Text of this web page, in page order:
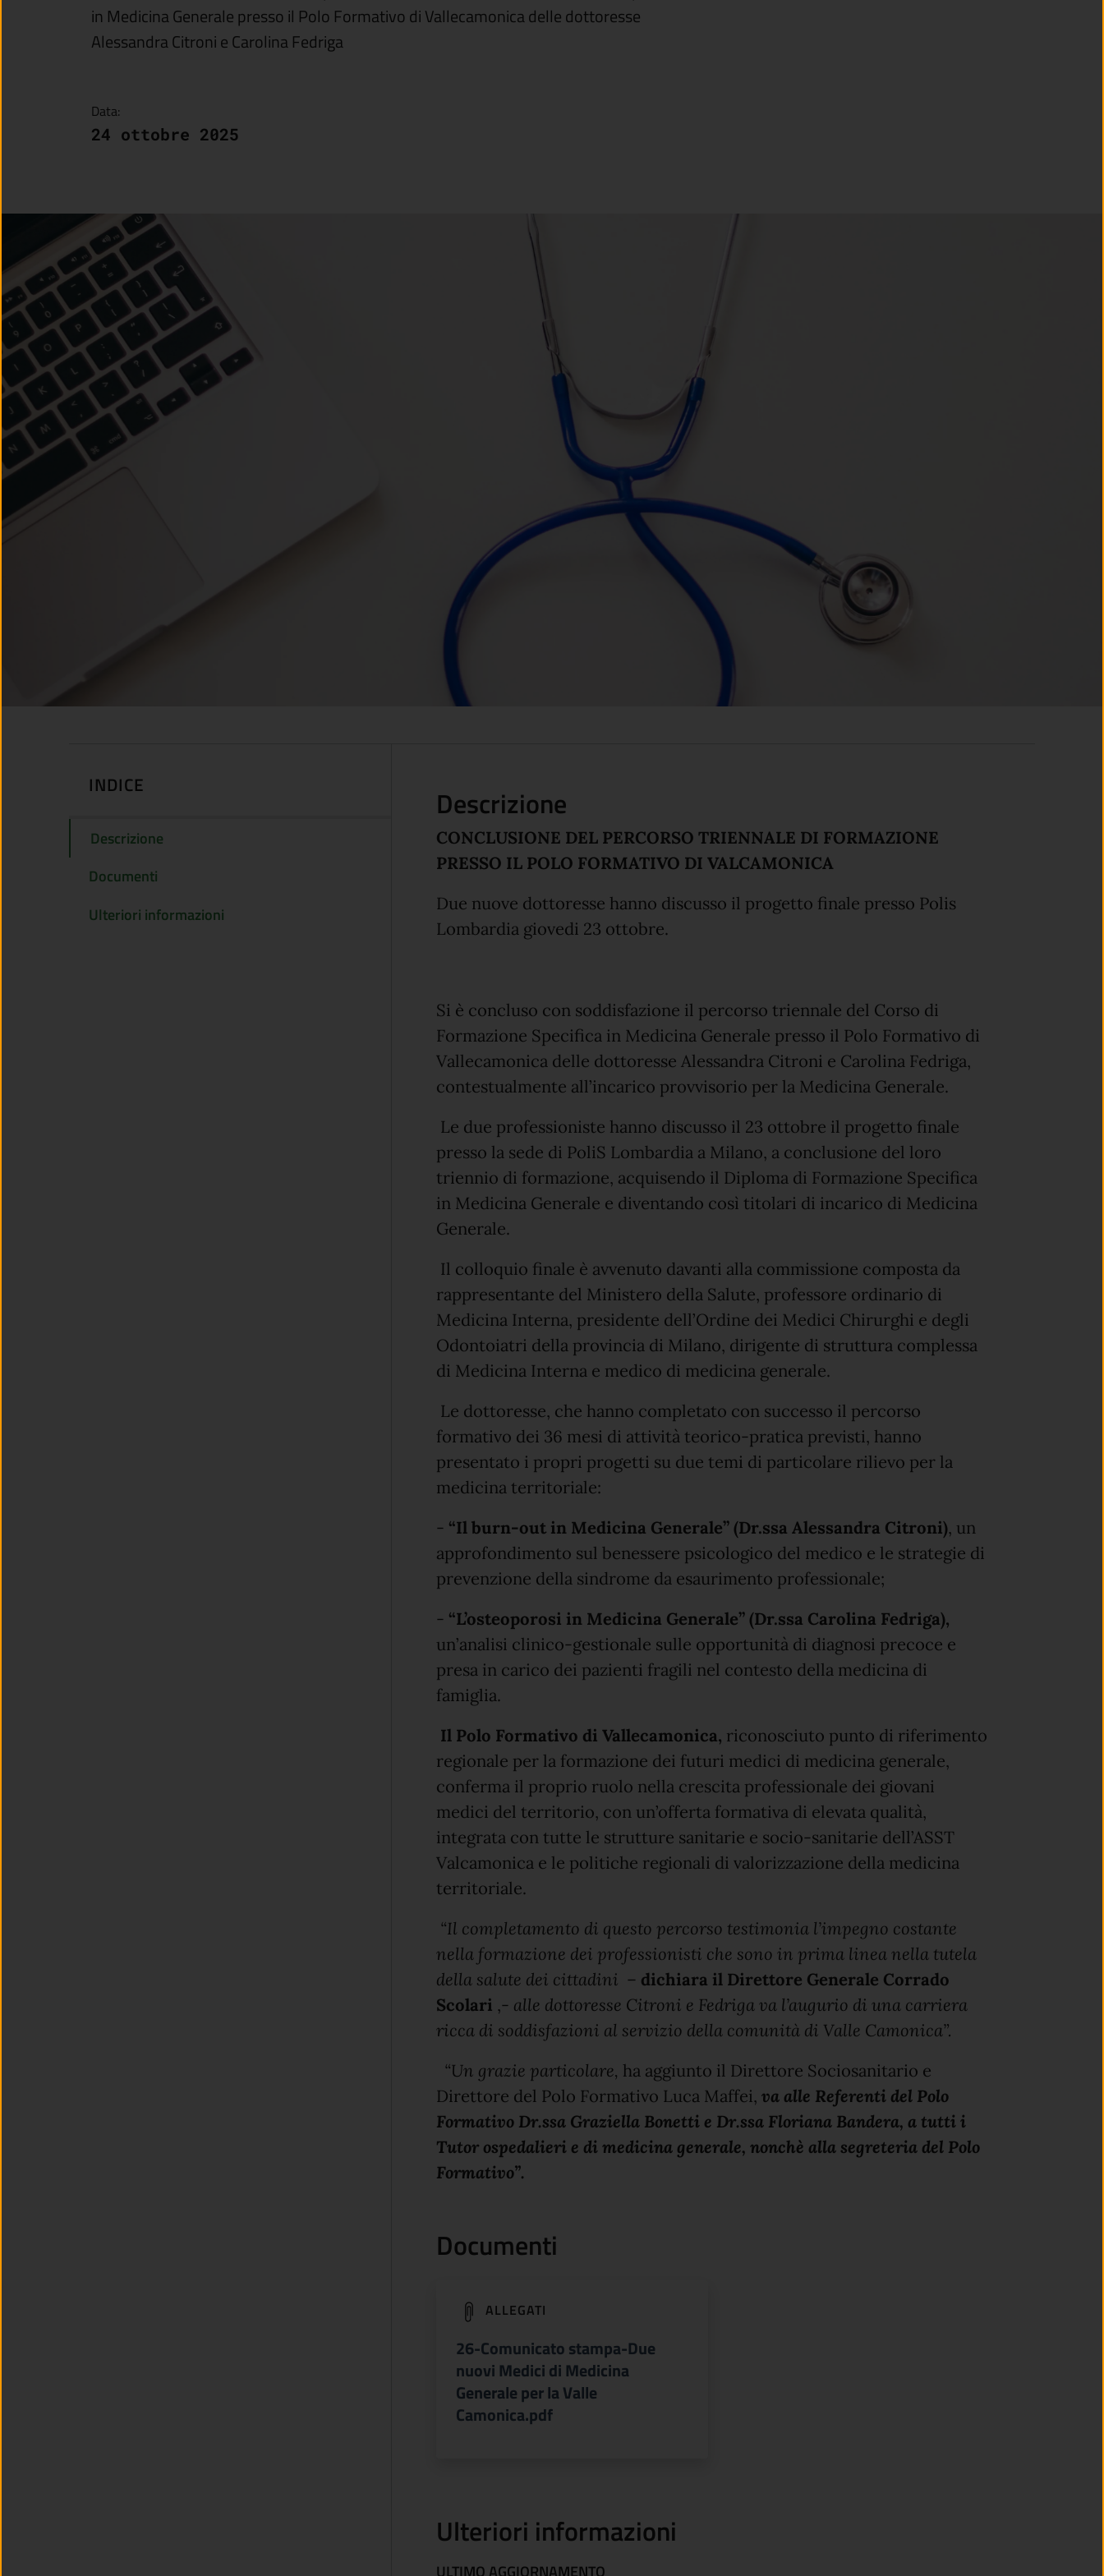
in Medicina Generale presso il Polo Formativo di Vallecamonica delle dottoresse
Alessandra Citroni e Carolina Fedriga
Data:
24 ottobre 2025
INDICE
Descrizione
Documenti
Ulteriori informazioni
Descrizione
CONCLUSIONE DEL PERCORSO TRIENNALE DI FORMAZIONE
PRESSO IL POLO FORMATIVO DI VALCAMONICA
Due nuove dottoresse hanno discusso il progetto finale presso Polis
Lombardia giovedi 23 ottobre.
Si è concluso con soddisfazione il percorso triennale del Corso di
Formazione Specifica in Medicina Generale presso il Polo Formativo di
Vallecamonica delle dottoresse Alessandra Citroni e Carolina Fedriga,
contestualmente all’incarico provvisorio per la Medicina Generale.
Le due professioniste hanno discusso il 23 ottobre il progetto finale
presso la sede di PoliS Lombardia a Milano, a conclusione del loro
triennio di formazione, acquisendo il Diploma di Formazione Specifica
in Medicina Generale e diventando così titolari di incarico di Medicina
Generale.
Il colloquio finale è avvenuto davanti alla commissione composta da
rappresentante del Ministero della Salute, professore ordinario di
Medicina Interna, presidente dell’Ordine dei Medici Chirurghi e degli
Odontoiatri della provincia di Milano, dirigente di struttura complessa
di Medicina Interna e medico di medicina generale.
Le dottoresse, che hanno completato con successo il percorso
formativo dei 36 mesi di attività teorico-pratica previsti, hanno
presentato i propri progetti su due temi di particolare rilievo per la
medicina territoriale:
- “Il burn-out in Medicina Generale” (Dr.ssa Alessandra Citroni), un
approfondimento sul benessere psicologico del medico e le strategie di
prevenzione della sindrome da esaurimento professionale;
- “L’osteoporosi in Medicina Generale” (Dr.ssa Carolina Fedriga),
un’analisi clinico-gestionale sulle opportunità di diagnosi precoce e
presa in carico dei pazienti fragili nel contesto della medicina di
famiglia.
Il Polo Formativo di Vallecamonica, riconosciuto punto di riferimento
regionale per la formazione dei futuri medici di medicina generale,
conferma il proprio ruolo nella crescita professionale dei giovani
medici del territorio, con un’offerta formativa di elevata qualità,
integrata con tutte le strutture sanitarie e socio-sanitarie dell’ASST
Valcamonica e le politiche regionali di valorizzazione della medicina
territoriale.
“Il completamento di questo percorso testimonia l’impegno costante
nella formazione dei professionisti che sono in prima linea nella tutela
della salute dei cittadini – dichiara il Direttore Generale Corrado
Scolari ,- alle dottoresse Citroni e Fedriga va l’augurio di una carriera
ricca di soddisfazioni al servizio della comunità di Valle Camonica”.
“Un grazie particolare, ha aggiunto il Direttore Sociosanitario e
Direttore del Polo Formativo Luca Maffei, va alle Referenti del Polo
Formativo Dr.ssa Graziella Bonetti e Dr.ssa Floriana Bandera, a tutti i
Tutor ospedalieri e di medicina generale, nonchè alla segreteria del Polo
Formativo”.
Documenti
ALLEGATI
26-Comunicato stampa-Due
nuovi Medici di Medicina
Generale per la Valle
Camonica.pdf
(apre in un'altra scheda).
Ulteriori informazioni